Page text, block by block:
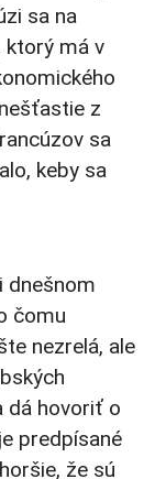
sa na
ktorý má v
z
sa
keby sa
dnešnom
čomu
nezrelá, ale
dá hovoriť o
predpísané
že sú